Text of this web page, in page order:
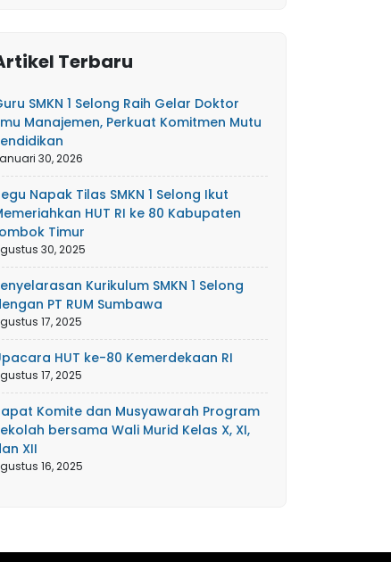
Terbaru
SMKN 1 Selong Raih Gelar Doktor
Manajemen, Perkuat Komitmen Mutu
30, 2026
Napak Tilas SMKN 1 Selong Ikut
HUT RI ke 80 Kabupaten
Timur
30, 2025
Kurikulum SMKN 1 Selong
PT RUM Sumbawa
17, 2025
HUT ke-80 Kemerdekaan RI
17, 2025
Komite dan Musyawarah Program
bersama Wali Murid Kelas X, XI,
XII
16, 2025